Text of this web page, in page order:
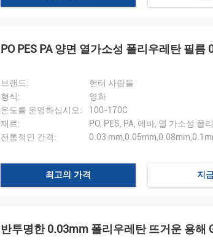
Mr.Sergey Abayev
좋은 서비스와 빠른 배송.
PO PES PA 양면 열가소성 폴리우레탄 필
브랜드:
헌터 사람들
형식:
영화
온도를 운영하십시오:
100-170C
재료:
PO, PES, PA, 에바, 열 가소성 폴
전통적인 간격:
0.03
최고의 가격 지
반투명한 0.03mm 폴리우레탄 뜨거운 용해